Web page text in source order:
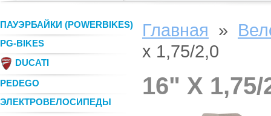
ПАУЭРБАЙКИ (POWERBIKES)
PG-BIKES
DUCATI
PEDEGO
ЭЛЕКТРОВЕЛОСИПЕДЫ
Главная »
x 1,75/2,0
16" X 1,75/